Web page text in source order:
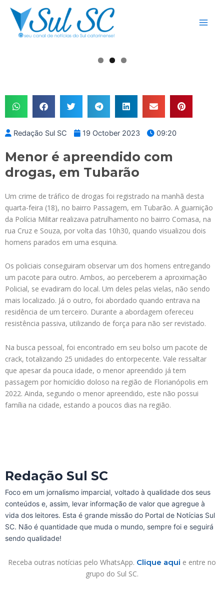
Skip
content
Redação Sul SC 19 October 2023 09:20
Menor é apreendido com
drogas, em Tubarão
Um crime de tráfico de drogas foi registrado na manhã desta
quarta-feira (18), no bairro Passagem, em Tubarão. A guarnição
da Polícia Militar realizava patrulhamento no bairro Comasa, na
rua Cruz e Souza, por volta das 10h30, quando visualizou dois
homens parados em uma esquina.
Os policiais conseguiram observar um dos homens entregando
um pacote para outro. Ambos, ao perceberem a aproximação
Policial, se evadiram do local. Um deles pelas vielas, não sendo
mais localizado. Já o outro, foi abordado quando entrava na
residência de um terceiro. Durante a abordagem ofereceu
resistência passiva, utilizando de força para não ser revistado.
Na busca pessoal, foi encontrado em seu bolso um pacote de
crack, totalizando 25 unidades do entorpecente. Vale ressaltar
que apesar da pouca idade, o menor apreendido já tem
passagem por homicídio doloso na região de Florianópolis em
2022. Ainda, segundo o menor apreendido, este não possui
família na cidade, estando a poucos dias na região.
Redação Sul SC
Foco em um jornalismo imparcial, voltado à qualidade dos seus
conteúdos e, assim, levar informação de valor que agregue à
vida dos leitores. Esta é grande missão do Portal de Notícias Sul
SC. Não é quantidade que muda o mundo, sempre foi e seguirá
sendo qualidade!
Receba outras notícias pelo WhatsApp. Clique aqui e entre no
grupo do Sul SC.